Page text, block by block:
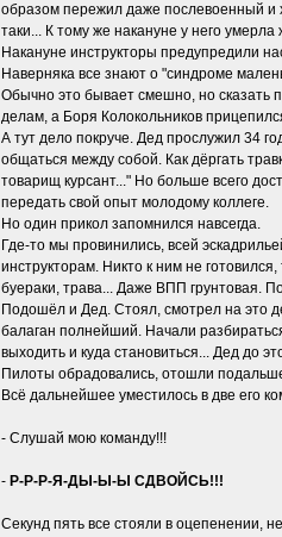
образом пережил даже послевоенный и
таки... К тому же накануне у него
Накануне инструкторы предупредили
Наверняка все знают о "синдроме
Обычно это бывает смешно, но сказать
делам, а Боря Колокольников
А тут дело покруче. Дед прослужил 34
общаться между собой. Как дёргать
товарищ курсант..." Но больше всего
передать свой опыт молодому коллеге.
Но один прикол запомнился навсегда.
Где-то мы провинились, всей
инструкторам. Никто к ним не
буераки, трава... Даже ВПП грунтовая.
Подошёл и Дед. Стоял, смотрел на это
балаган полнейший. Начали
выходить и куда становиться... Дед до
Пилоты обрадовались, отошли
Всё дальнейшее уместилось в две его
- Слушай мою команду!!!
- Р-Р-Р-Я-ДЫ-Ы-Ы СДВОЙСЬ!!!
Секунд пять все стояли в оцепенении,